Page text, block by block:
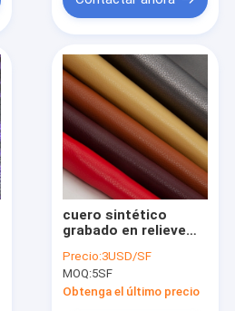
cuero sintético
grabado en relieve
del PVC de la piel del
cocodrilo de 1.65m m
para los bolsos
Precio:3USD/SF
MOQ:5SF
Obtenga el último precio